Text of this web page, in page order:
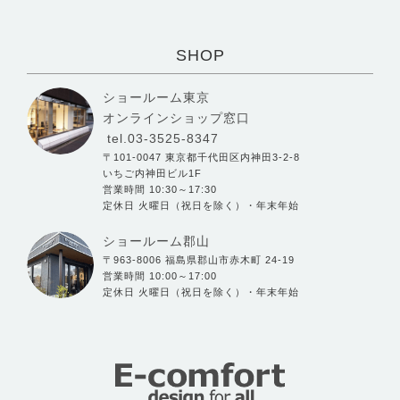
SHOP
ショールーム東京
オンラインショップ窓口
tel.03-3525-8347
〒101-0047 東京都千代田区内神田3-2-8
いちご内神田ビル1F
営業時間 10:30～17:30
定休日 火曜日（祝日を除く）・年末年始
ショールーム郡山
〒963-8006 福島県郡山市赤木町 24-19
営業時間 10:00～17:00
定休日 火曜日（祝日を除く）・年末年始